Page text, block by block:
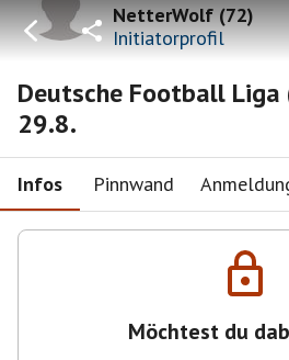
NetterWolf(72)
Initiatorprofil
Deutsche Football Liga
29.8.
Infos Pinnwand
Möchtest du